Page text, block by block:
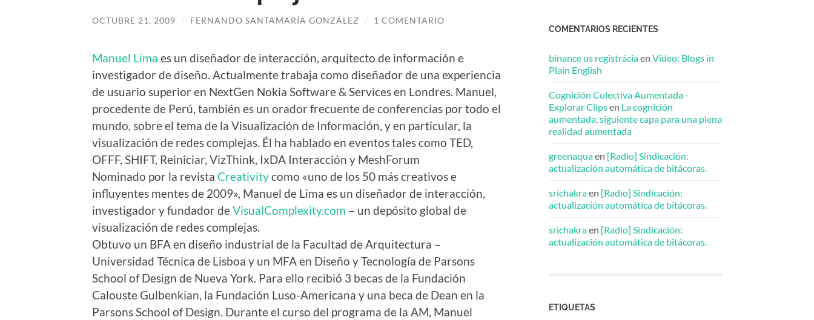
OCTUBRE 21, 2009 / FERNANDO SANTAMARÍA GONZÁLEZ / 1 COMENTARIO
Manuel Lima es un diseñador de interacción, arquitecto de información e
investigador de diseño. Actualmente trabaja como diseñador de una experiencia
de usuario superior en NextGen Nokia Software & Services en Londres. Manuel,
procedente de Perú, también es un orador frecuente de conferencias por todo el
mundo, sobre el tema de la Visualización de Información, y en particular, la
visualización de redes complejas. Él ha hablado en eventos tales como TED,
OFFF, SHIFT, Reiniciar, VizThink, IxDA Interacción y MeshForum
Nominado por la revista Creativitycomo «uno de los 50 más creativos e
influyentes mentes de 2009», Manuel de Lima es un diseñador de interacción,
investigador y fundador deVisualComplexity.com – un depósito global de
visualización de redes complejas.
Obtuvo un BFA en diseño industrial de la Facultad de Arquitectura –
Universidad Técnica de Lisboa y un MFA en Diseño y Tecnología de Parsons
School of Design de Nueva York. Para ello recibió 3 becas de la Fundación
Calouste Gulbenkian, la Fundación Luso-Americana y una beca de Dean en la
Parsons School of Design. Durante el curso del programa de la AM, Manuel
COMENTARIOS RECIENTES
binance us registráciaen Vídeo: Blogs in
Plain English
Cognición Colectiva Aumentada -
Explorar Clipsen La cognición
aumentada, siguiente capa para una plena
realidad aumentada
greenaquaen [Radio] Sindicación:
actualización automática de bitácoras.
srichakraen [Radio] Sindicación:
actualización automática de bitácoras.
srichakraen [Radio] Sindicación:
actualización automática de bitácoras.
ETIQUETAS